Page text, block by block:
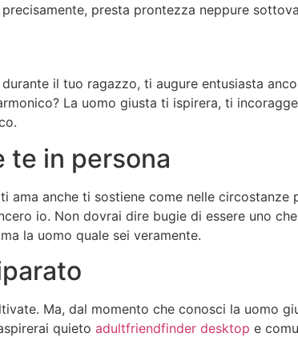
presta prontezza neppure
il tuo ragazzo, ti augure entusiasta
La uomo giusta ti ispirera, ti
te in persona
ama anche ti sostiene come nelle circostanze
io. Non dovrai dire bugie di essere uno
la uomo quale sei veramente.
Ma, dal momento che conosci la uomo
quieto adultfriendfinder desktop e